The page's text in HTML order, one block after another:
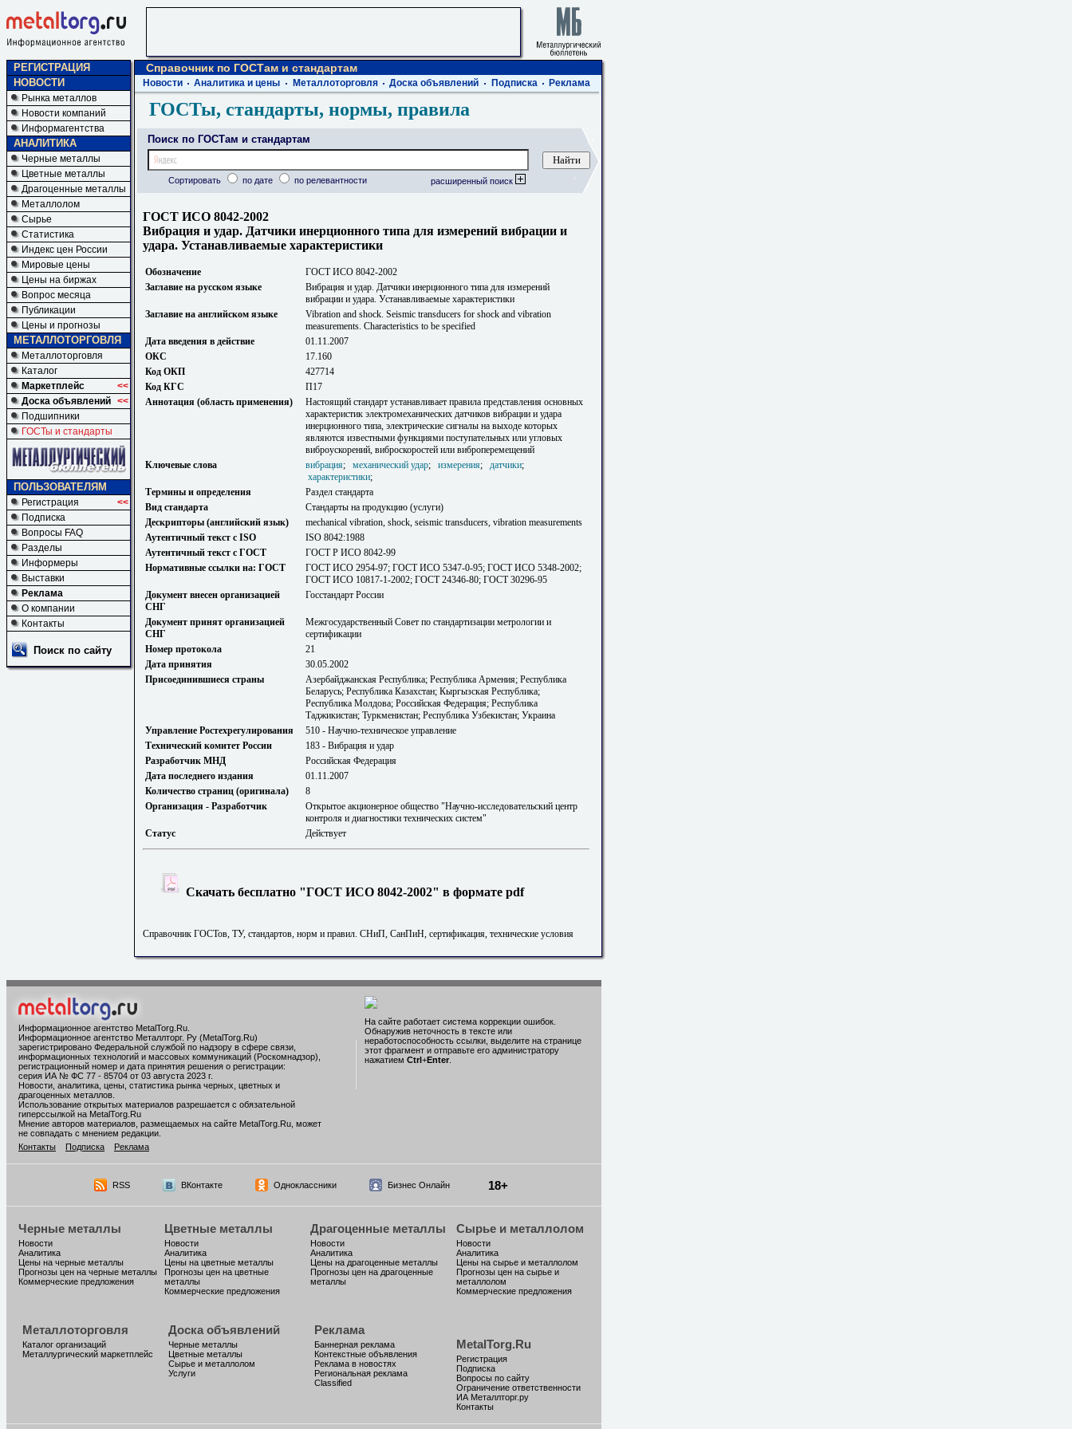
РЕГИСТРАЦИЯ
НОВОСТИ
Рынка металлов
Новости компаний
Информагентства
АНАЛИТИКА
Черные металлы
Цветные металлы
Драгоценные металлы
Металлолом
Сырье
Статистика
Индекс цен России
Мировые цены
Цены на биржах
Вопрос месяца
Публикации
Цены и прогнозы
МЕТАЛЛОТОРГОВЛЯ
Металлоторговля
Каталог
Маркетплейс
<<
Доска объявлений <<
Подшипники
ГОСТы и стандарты
ПОЛЬЗОВАТЕЛЯМ
Регистрация
<<
Подписка
Вопросы FAQ
Разделы
Информеры
Выставки
Реклама
О компании
Контакты
Поиск по сайту
Справочник по ГОСТам и стандартам
Новости Аналитика и цены Металлоторговля Доска объявлений Подписка Реклама
ГОСТы, стандарты, нормы, правила
Поиск по ГОСТам и стандартам
Сортировать по дате по релевантности расширенный поиск
ГОСТ ИСО 8042-2002
Вибрация и удар. Датчики инерционного типа для измерений вибрации и
удара. Устанавливаемые характеристики
Обозначение
ГОСТ ИСО 8042-2002
Заглавие на русском языке
Вибрация и удар. Датчики инерционного типа для измерений
вибрации и удара. Устанавливаемые характеристики
Заглавие на английском языке
Vibration and shock. Seismic transducers for shock and vibration
measurements. Characteristics to be specified
Дата введения в действие
01.11.2007
ОКС
17.160
Код ОКП
427714
Код КГС
П17
Аннотация (область применения)
Настоящий стандарт устанавливает правила представления основных
характеристик электромеханических датчиков вибрации и удара
инерционного типа, электрические сигналы на выходе которых
являются известными функциями поступательных или угловых
виброускорений, виброскоростей или виброперемещений
Ключевые слова
вибрация; механический удар; измерения; датчики;
характеристики;
Термины и определения
Раздел стандарта
Вид стандарта
Стандарты на продукцию (услуги)
Дескрипторы (английский язык)
mechanical vibration, shock, seismic transducers, vibration measurements
Аутентичный текст с ISO
ISO 8042:1988
Аутентичный текст с ГОСТ
ГОСТ Р ИСО 8042-99
Нормативные ссылки на: ГОСТ
ГОСТ ИСО 2954-97; ГОСТ ИСО 5347-0-95; ГОСТ ИСО 5348-2002;
ГОСТ ИСО 10817-1-2002; ГОСТ 24346-80; ГОСТ 30296-95
Документ внесен организацией
СНГ
Госстандарт России
Документ принят организацией
СНГ
Межгосударственный Совет по стандартизации метрологии и
сертификации
Номер протокола
21
Дата принятия
30.05.2002
Присоединившиеся страны
Азербайджанская Республика; Республика Армения; Республика
Беларусь; Республика Казахстан; Кыргызская Республика;
Республика Молдова; Российская Федерация; Республика
Таджикистан; Туркменистан; Республика Узбекистан; Украина
Управление Ростехрегулирования
510 - Научно-техническое управление
Технический комитет России
183 - Вибрация и удар
Разработчик МНД
Российская Федерация
Дата последнего издания
01.11.2007
Количество страниц (оригинала)
8
Организация - Разработчик
Открытое акционерное общество "Научно-исследовательский центр
контроля и диагностики технических систем"
Статус
Действует
Скачать бесплатно "ГОСТ ИСО 8042-2002" в формате pdf
Справочник ГОСТов, ТУ, стандартов, норм и правил. СНиП, СанПиН, сертификация, технические условия
Информационное агентство MetalTorg.Ru
Информационное агентство Металлторг. Ру (MetalTorg.Ru)
зарегистрировано Федеральной службой по надзору в сфере связи,
информационных технологий и массовых коммуникаций (Роскомнадзор),
регистрационный номер и дата принятия решения о регистрации:
серия ИА № ФС 77 - 85704 от 03 августа 2023 г.
Новости, аналитика, цены, статистика рынка черных, цветных и
драгоценных металлов.
Использование открытых материалов разрешается с обязательной
гиперссылкой на MetalTorg.Ru
Мнение авторов материалов, размещаемых на сайте MetalTorg.Ru, может
не совпадать с мнением редакции.
Контакты
Подписка Реклама
На сайте работает система коррекции ошибок.
Обнаружив неточность в тексте или
неработоспособность ссылки, выделите на странице
этот фрагмент и отправьте его администратору
нажатием Ctrl+Enter
RSS ВКонтакте Одноклассники Бизнес Онлайн 18+
Черные металлы
Новости
Аналитика
Цены на черные металлы
Прогнозы цен на черные металлы
Коммерческие предложения
Цветные металлы
Новости
Аналитика
Цены на цветные металлы
Прогнозы цен на цветные
металлы
Коммерческие предложения
Драгоценные металлы
Новости
Аналитика
Цены на драгоценные металлы
Прогнозы цен на драгоценные
металлы
Сырье и металлолом
Новости
Аналитика
Цены на сырье и металлолом
Прогнозы цен на сырье и
металлолом
Коммерческие предложения
Металлоторговля
Каталог организаций
Металлургический маркетплейс
Доска объявлений
Черные металлы
Цветные металлы
Сырье и металлолом
Услуги
Реклама
Баннерная реклама
Контекстные объявления
Реклама в новостях
Региональная реклама
Classified
MetalTorg.Ru
Регистрация
Подписка
Вопросы по сайту
Ограничение ответственности
ИА Металлторг.ру
Контакты